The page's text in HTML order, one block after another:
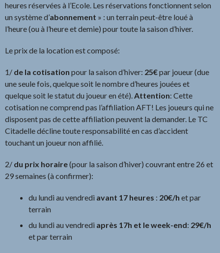
heures réservées à l’Ecole. Les réservations fonctionnent selon
un système d’abonnement » : un terrain peut-être loué à
l’heure (ou à l’heure et demie) pour toute la saison d’hiver.
Le prix de la location est composé:
1/ de la cotisation pour la saison d’hiver: 25€par joueur (due
une seule fois, quelque soit le nombre d’heures jouées et
quelque soit le statut du joueur en été).Attention: Cette
cotisation ne comprend pas l’affiliation AFT! Les joueurs qui ne
disposent pas de cette affiliation peuvent la demander. Le TC
Citadelle décline toute responsabilité en cas d’accident
touchant un joueur non affilié.
2/ du prix horaire(pour la saison d’hiver) couvrant entre 26 et
29 semaines (à confirmer):
du lundi au vendredi avant 17 heures : 20€/h et par
terrain
du lundi au vendredi après 17h et le week-end: 29€/h
et par terrain